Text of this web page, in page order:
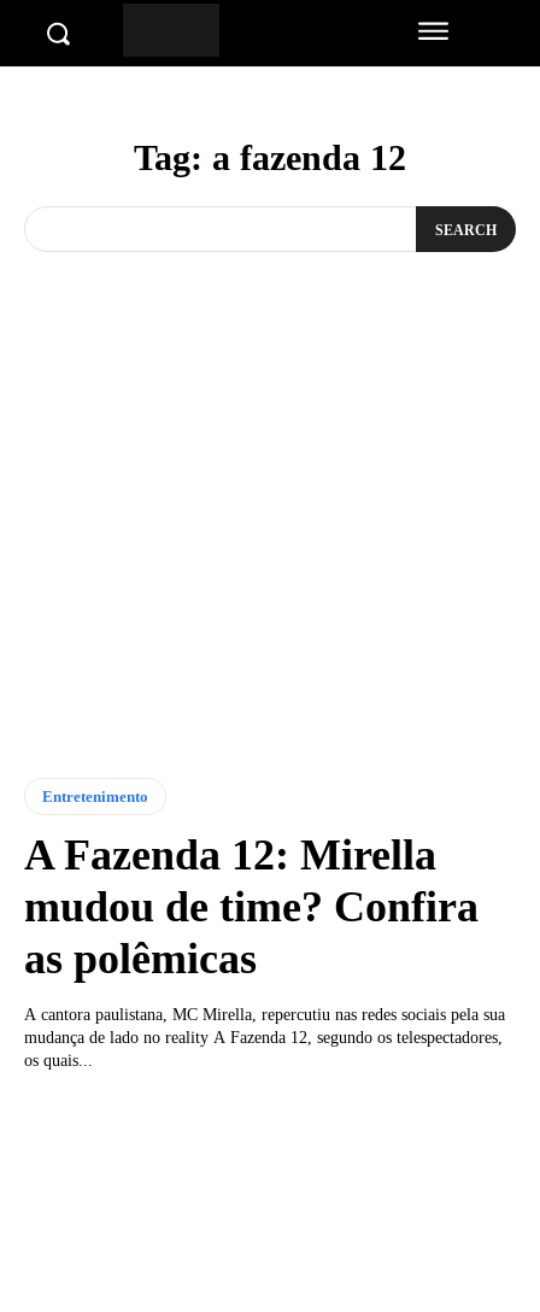
Tag: a fazenda 12
SEARCH
Entretenimento
A Fazenda 12: Mirella
mudou de time? Confira
as polêmicas
A cantora paulistana, MC Mirella, repercutiu nas redes sociais pela sua
mudança de lado no reality A Fazenda 12, segundo os telespectadores,
os quais...